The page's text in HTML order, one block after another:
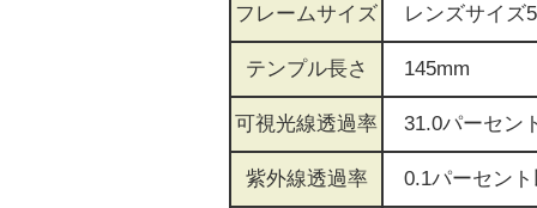
フレームサイズ レンズサイズ
テンプル長さ 145mm
可視光線透過率 31.0パーセン
紫外線透過率 0.1パーセント